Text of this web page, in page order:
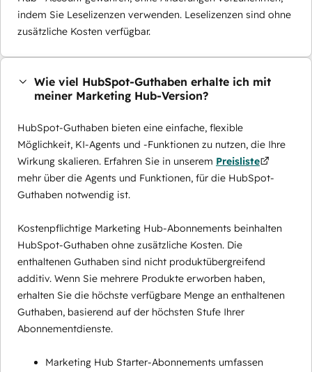
indem Sie Leselizenzen verwenden. Leselizenzen sind ohne
zusätzliche Kosten verfügbar.
Wie viel HubSpot-Guthaben erhalte ich mit
meiner Marketing Hub-Version?
HubSpot-Guthaben bieten eine einfache, flexible
Möglichkeit, KI-Agents und -Funktionen zu nutzen, die Ihre
Wirkung skalieren. Erfahren Sie in unserem Preisliste
mehr über die Agents und Funktionen, für die HubSpot-
Guthaben notwendig ist.
Kostenpflichtige Marketing Hub-Abonnements beinhalten
HubSpot-Guthaben ohne zusätzliche Kosten. Die
enthaltenen Guthaben sind nicht produktübergreifend
additiv. Wenn Sie mehrere Produkte erworben haben,
erhalten Sie die höchste verfügbare Menge an enthaltenen
Guthaben, basierend auf der höchsten Stufe Ihrer
Abonnementdienste.
Marketing Hub Starter-Abonnements umfassen